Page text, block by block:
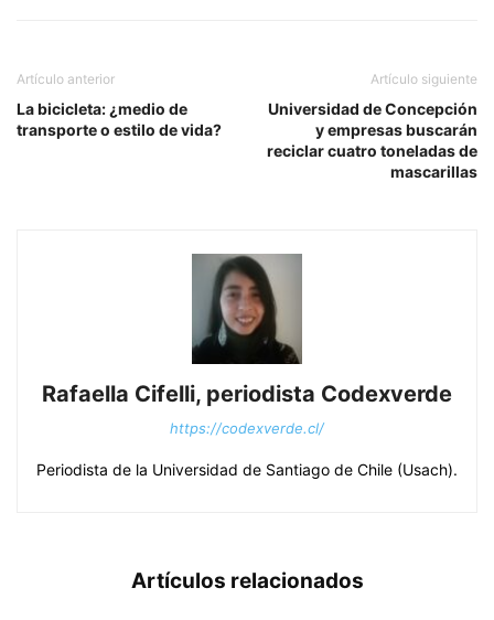
Artículo anterior
La bicicleta: ¿medio de
transporte o estilo de vida?
Artículo siguiente
Universidad de Concepción
y empresas buscarán
reciclar cuatro toneladas de
mascarillas
Rafaella Cifelli, periodista Codexverde
https://codexverde.cl/
Periodista de la Universidad de Santiago de Chile (Usach).
Artículos relacionados